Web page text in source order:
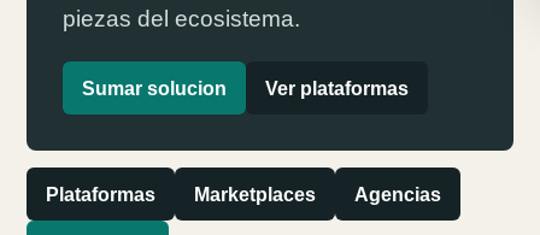
piezas del ecosistema.
Sumar solucion Ver plataformas
Plataformas Marketplaces Agencias